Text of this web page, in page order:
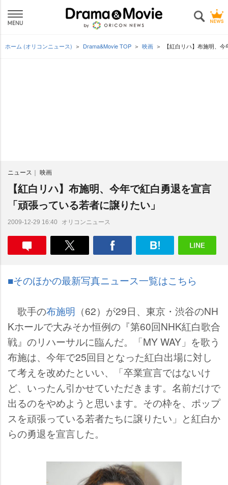
ホーム (オリコンニュース) Drama&Movie TOP 映画 【紅白リハ】布施明、
ニュース 映画
【紅白リハ】布施明、今年で紅白勇退を宣言
「頑張っている若者に譲りたい」
2009-12-29 16:40 オリコンニュース
■そのほかの最新写真ニュース一覧はこちら
歌手の布施明 （62）が29日、東京・渋谷のNH
Kホールで大みそか恒例の『第60回NHK紅白歌合
戦』のリハーサルに臨んだ。「MY WAY」を歌う
布施は、今年で25回目となった紅白出場に対し
て考えを改めたといい、「卒業宣言ではないけ
ど、いったん引かせていただきます。名前だけで
出るのをやめようと思います。その枠を、ポップ
スを頑張っている若者たちに譲りたい」と紅白か
らの勇退を宣言した。